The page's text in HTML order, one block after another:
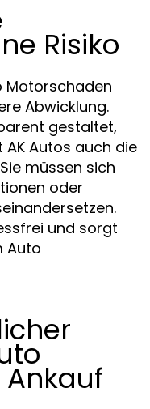
Risiko
Motorschaden
Abwicklung.
gestaltet,
Autos auch die
müssen sich
oder
und sorgt
Auto